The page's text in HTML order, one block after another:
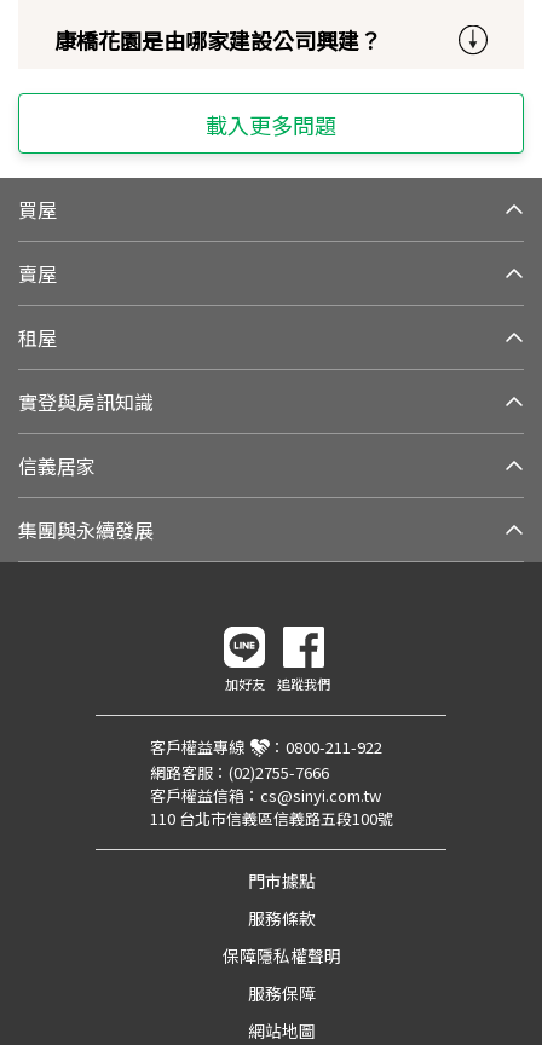
康橋花園是由哪家建設公司興建？
載入更多問題
買屋
賣屋
租屋
實登與房訊知識
信義居家
集團與永續發展
加好友 追蹤我們
客戶權益專線 ： 0800-211-922
網路客服： (02)2755-7666
客戶權益信箱： cs@sinyi.com.tw
110 台北市信義區信義路五段100號
門市據點
服務條款
保障隱私權聲明
服務保障
網站地圖